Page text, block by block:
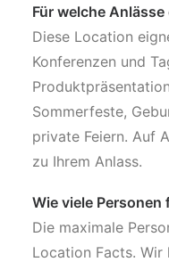
Für welche
Diese Location
Konferenzen und
Sommerfeste,
private Feiern. Auf
zu Ihrem Anlass.
Wie viele Personen
Die maximale
Location Facts. Wir